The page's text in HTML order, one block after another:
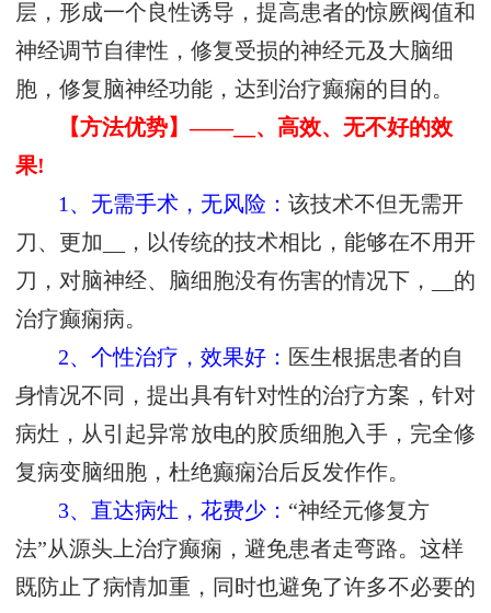
层，形成一个良性诱导，提高患者的惊厥阀值和
神经调节自律性，修复受损的神经元及大脑细
胞，修复脑神经功能，达到治疗癫痫的目的。
【方法优势】——__、高效、无不好的效
果!
1、无需手术，无风险：该技术不但无需开
刀、更加__，以传统的技术相比，能够在不用开
刀，对脑神经、脑细胞没有伤害的情况下，__的
治疗癫痫病。
2、个性治疗，效果好： 医生根据患者的自
身情况不同，提出具有针对性的治疗方案，针对
病灶，从引起异常放电的胶质细胞入手，完全修
复病变脑细胞，杜绝癫痫治后反发作作。
3、直达病灶，花费少： “神经元修复方
法”从源头上治疗癫痫，避免患者走弯路。这样
既防止了病情加重，同时也避免了许多不必要的